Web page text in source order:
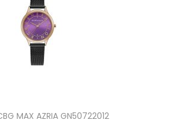
MAX AZRIA GN50722012